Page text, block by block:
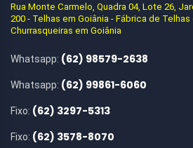
Rua Monte Carmelo, Quadra 04, Lote 26,
200 - Telhas em Goiânia - Fábrica de
Churrasqueiras em Goiânia
Whatsapp: (62) 98579-2638
Whatsapp: (62) 99861-6060
Fixo: (62) 3297-5313
Fixo: (62) 3578-8070